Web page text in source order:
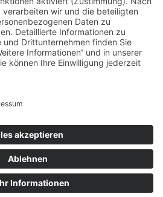
Buchungsbedingungen
Zahlungsarten
≡Webdesign & SEO